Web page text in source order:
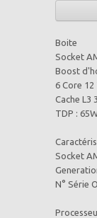
Boite
Socket
Boost
6 Core 12
Cache L3
TDP :
Socket
N° Série